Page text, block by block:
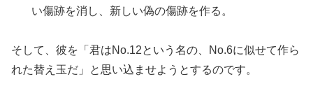
い傷跡を消し、新しい偽の傷跡を作る。
そして、彼を「君はNo.12という名の、No.6に似せて作ら
れた替え玉だ」と思い込ませようとするのです。